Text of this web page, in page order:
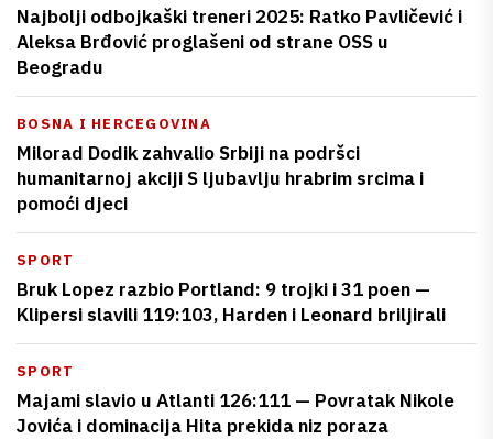
Najbolji odbojkaški treneri 2025: Ratko Pavličević i
Aleksa Brđović proglašeni od strane OSS u
Beogradu
BOSNA I HERCEGOVINA
Milorad Dodik zahvalio Srbiji na podršci
humanitarnoj akciji S ljubavlju hrabrim srcima i
pomoći djeci
SPORT
Bruk Lopez razbio Portland: 9 trojki i 31 poen —
Klipersi slavili 119:103, Harden i Leonard briljirali
SPORT
Majami slavio u Atlanti 126:111 — Povratak Nikole
Jovića i dominacija Hita prekida niz poraza